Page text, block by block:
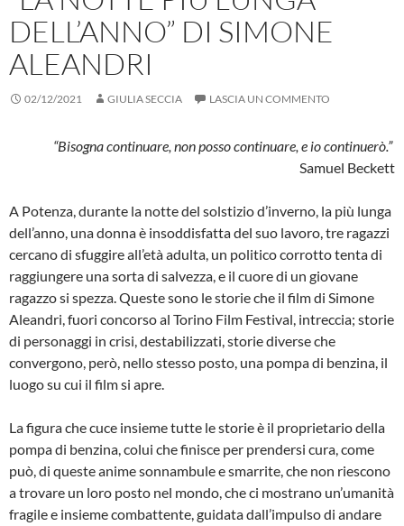
DELL’ANNO” DI SIMONE
ALEANDRI
02/12/2021 GIULIA SECCIA LASCIA UN COMMENTO
“Bisogna continuare, non posso continuare, e io continuerò.”
Samuel Beckett
A Potenza, durante la notte del solstizio d’inverno, la più lunga
dell’anno, una donna è insoddisfatta del suo lavoro, tre ragazzi
cercano di sfuggire all’età adulta, un politico corrotto tenta di
raggiungere una sorta di salvezza, e il cuore di un giovane
ragazzo si spezza. Queste sono le storie che il film di Simone
Aleandri, fuori concorso al Torino Film Festival, intreccia; storie
di personaggi in crisi, destabilizzati, storie diverse che
convergono, però, nello stesso posto, una pompa di benzina, il
luogo su cui il film si apre.
La figura che cuce insieme tutte le storie è il proprietario della
pompa di benzina, colui che finisce per prendersi cura, come
può, di queste anime sonnambule e smarrite, che non riescono
a trovare un loro posto nel mondo, che ci mostrano un’umanità
fragile e insieme combattente, guidata dall’impulso di andare